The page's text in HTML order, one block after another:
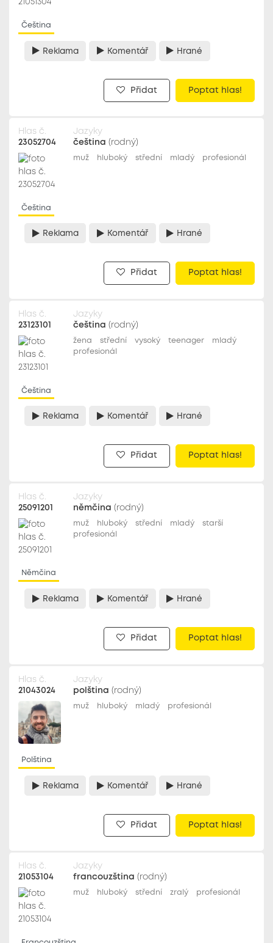
Čeština
Reklama Komentář Hrané
Přidat Poptat hlas!
Hlas č.
23052704
Jazyky
čeština (rodný)
muž hluboký střední mladý profesionál
Čeština
Reklama Komentář Hrané
Přidat Poptat hlas!
Hlas č.
23123101
Jazyky
čeština (rodný)
žena střední vysoký teenager
mladý
profesionál
Čeština
Reklama Komentář Hrané
Přidat Poptat hlas!
Hlas č.
25091201
Jazyky
němčina (rodný)
muž hluboký střední mladý
starší
profesionál
Němčina
Reklama Komentář Hrané
Přidat Poptat hlas!
Hlas č.
21043024
Jazyky
polština (rodný)
muž hluboký mladý profesionál
Polština
Reklama Komentář Hrané
Přidat Poptat hlas!
Hlas č.
21053104
Jazyky
francouzština (rodný)
muž hluboký střední zralý profesionál